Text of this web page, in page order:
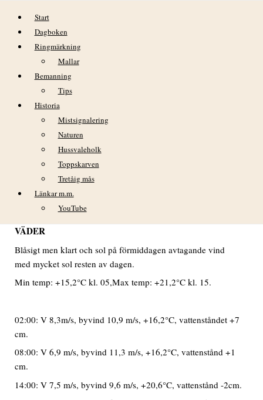
Hoppa till innehåll
Start
Dagboken
Ringmärkning
Mallar
Bemanning
Tips
Historia
Mistsignalering
Naturen
Hussvaleholk
Toppskarven
Tretåig mås
Länkar m.m.
YouTube
DAGBOK NIDINGENS FÅGELSTATION
– TISDAGEN 20 JULI 2021
DAGBOK NIDINGENS FÅGELSTATION – TISDAGEN
20 JULI 2021
VÄDER
Blåsigt men klart och sol på förmiddagen avtagande vind
med mycket sol resten av dagen.
Min temp: +15,2°C kl. 05,Max temp: +21,2°C kl. 15.
02:00: V 8,3m/s, byvind 10,9 m/s, +16,2°C, vattenståndet +7
cm.
08:00: V 6,9 m/s, byvind 11,3 m/s, +16,2°C, vattenstånd +1
cm.
14:00: V 7,5 m/s, byvind 9,6 m/s, +20,6°C, vattenstånd -2cm.